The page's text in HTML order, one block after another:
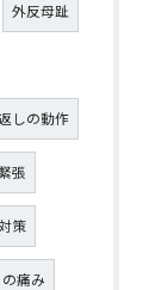
外反母趾
しの動作
張
策
痛み